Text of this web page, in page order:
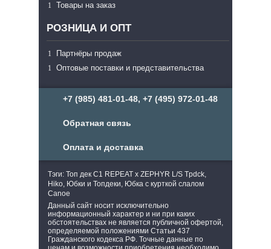
Товары на заказ
РОЗНИЦА И ОПТ
Партнёры продаж
Оптовые поставки и представительства
+7 (985) 481-01-48, +7 (495) 972-01-48
Обратная связь
Оплата и доставка
Тэги: Топ дек C1 REPEAT x ZEPHYR L/S Tpdck,
Hiko, Юбки и Топдеки, Юбка с курткой слалом
Canoe
Данный сайт носит исключительно
информационный характер и ни при каких
обстоятельствах не является публичной офертой,
определяемой положениями Статьи 437
Гражданского кодекса РФ. Точные данные по